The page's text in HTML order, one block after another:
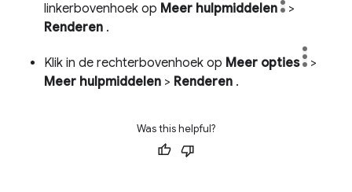
linkerbovenhoek op Meer hulpmiddelen
>
Renderen .
Klik in de rechterbovenhoek op Meer opties
>
Meer hulpmiddelen > Renderen .
Was this helpful?